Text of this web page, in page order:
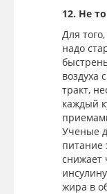
12. Не
Для
надо
воздуха
тракт,
каждый
Ученые
питание
снижает
жира в